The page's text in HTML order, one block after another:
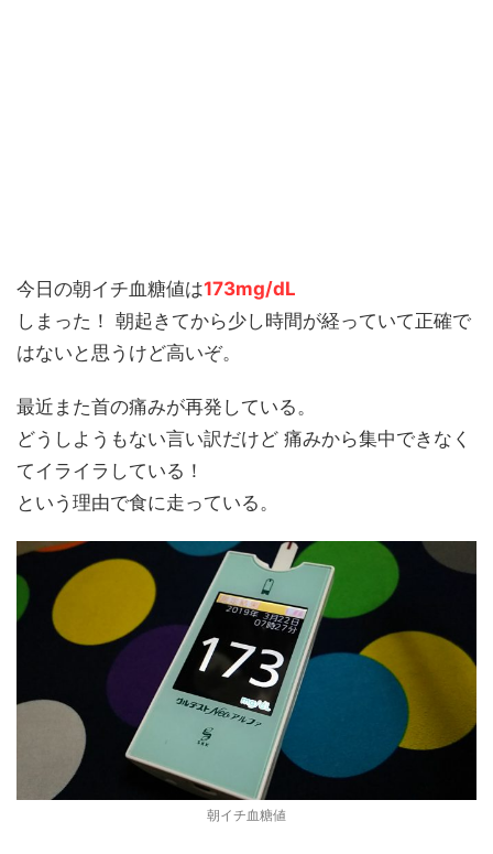
今日の朝イチ血糖値は173mg/dL
しまった！ 朝起きてから少し時間が経っていて正確で
はないと思うけど高いぞ。
最近また首の痛みが再発している。
どうしようもない言い訳だけど 痛みから集中できなく
てイライラしている！
という理由で食に走っている。
朝イチ血糖値